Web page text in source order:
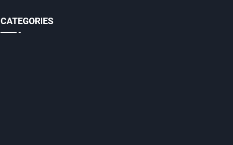
CATEGORIES